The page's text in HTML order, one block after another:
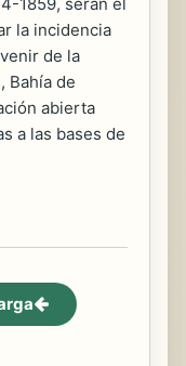
la incidencia
de la
Bahía de
abierta
a las bases de